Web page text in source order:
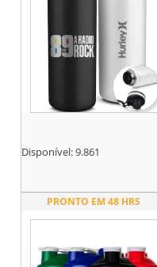
Disponível:9.861
PRONTO EM 48 HRS